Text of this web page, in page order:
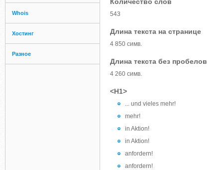
Whois
Хостинг
Разное
543
Длина текста на странице
4 850 симв.
Длина текста без пробелов
4 260 симв.
<H1>
... und vieles mehr!
mehr!
in Aktion!
in Aktion!
anfordern!
anfordern!